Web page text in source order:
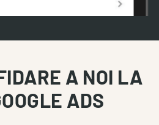
A NOI LA
ADS